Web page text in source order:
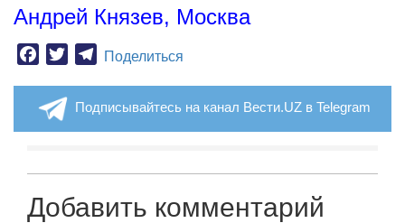
Андрей Князев, Москва
Facebook
TwitterTelegram
Поделиться
Подписывайтесь на канал Вести.UZ в Telegram
Добавить комментарий